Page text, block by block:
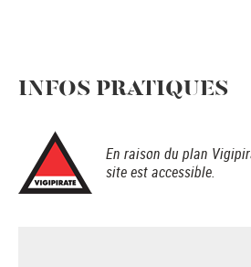
INFOS PRATIQUES
En raison du plan
site est accessible.